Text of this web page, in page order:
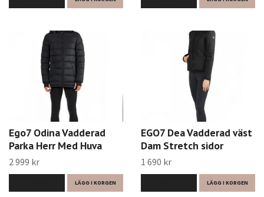
Ego7 Odina Vadderad
Parka Herr Med Huva
2 999 kr
LÄGG I KORGEN
EGO7 Dea Vadderad väst
Dam Stretch sidor
1 690 kr
LÄGG I KORGEN